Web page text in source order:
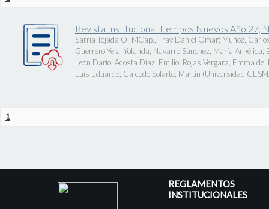
Revista Institucional Tiempos Nuevos Año 27,
Sarria Tejada OFMCap., Fray Daniel Omar; Muñoz,
Guerrero Yela, Yolanda; Navarro Sánchez, María Angélica;
León Darío; Acosta Díaz, Emilio; Rojas Vergara, Emma del
Luis Eduardo; Caicedo Solarte, Martín (Universidad
1
REGLAMENTOS
INSTITUCIONALES